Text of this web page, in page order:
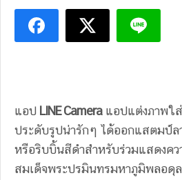
แอป LINE Cameraแอปแต่งภาพใ
ประดับรูปน่ารักๆ ได้ออกแสตมป์ล
หรือริบบิ้นสีดำสำหรับร่วมแสดงค
สมเด็จพระปรมินทรมหาภูมิพลอดุ